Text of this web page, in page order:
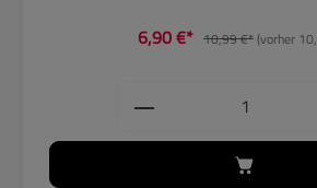
6,90 €* 10,99 €*(vorher
Produkt Anzahl: